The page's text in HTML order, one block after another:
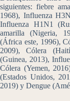
siguientes: fiebre
1968), Influenza
Influenza H1N1
amarilla (Nigeria,
(África este, 1996),
2009), Cólera
(Guinea, 2013),
Cólera (Yemen,
(Estados Unidos,
2019) y Dengue